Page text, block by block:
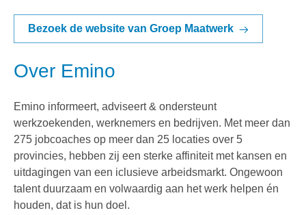
Bezoek de website van Groep Maatwerk
Over Emino
Emino informeert, adviseert & ondersteunt
werkzoekenden, werknemers en bedrijven. Met meer dan
275 jobcoaches op meer dan 25 locaties over 5
provincies, hebben zij een sterke affiniteit met kansen en
uitdagingen van een iclusieve arbeidsmarkt. Ongewoon
talent duurzaam en volwaardig aan het werk helpen én
houden, dat is hun doel.